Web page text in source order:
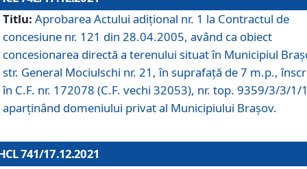
Titlu: Aprobarea Actului adiţional nr. 1 la Contractul de
concesiune nr. 121 din 28.04.2005, având ca obiect
concesionarea directă a terenului situat în Municipiul
str. General Mociulschi nr. 21, în suprafață de 7 m.p.,
în C.F. nr. 172078 (C.F. vechi 32053), nr. top. 9359/3/3/1/
aparținând domeniului privat al Municipiului Brașov.
741/17.12.2021